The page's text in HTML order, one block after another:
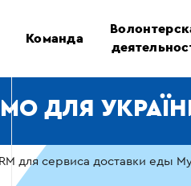
Команда
ДЛЯ
для сервиса доставки еды